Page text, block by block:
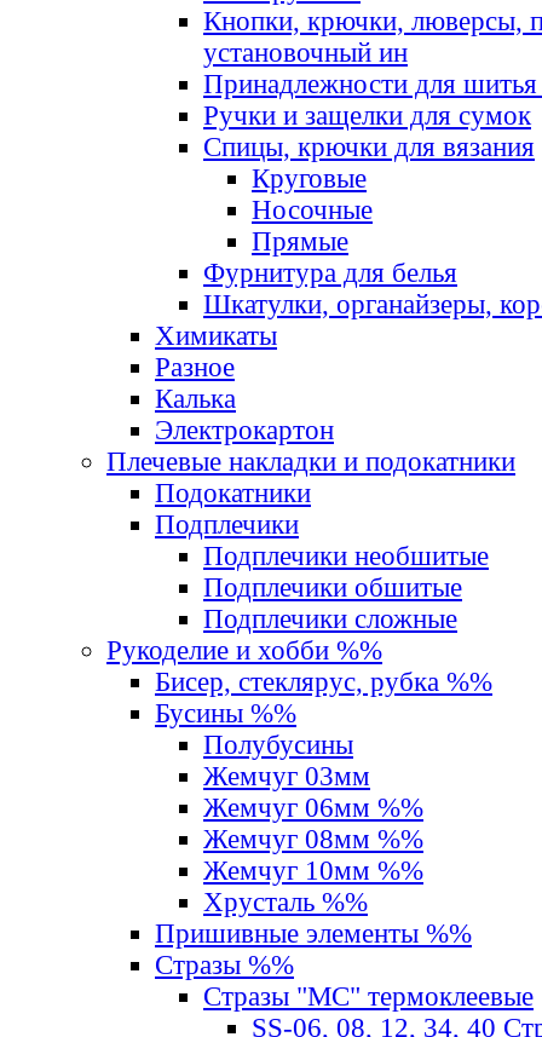
Кнопки, крючки, люверсы,
установочный ин
Принадлежности для шитья
Ручки и защелки для сумок
Спицы, крючки для вязания
Круговые
Носочные
Прямые
Фурнитура для белья
Шкатулки, органайзеры,
Химикаты
Разное
Калька
Электрокартон
Плечевые накладки и подокатники
Подокатники
Подплечики
Подплечики необшитые
Подплечики обшитые
Подплечики сложные
Рукоделие и хобби %%
Бисер, стеклярус, рубка %%
Бусины %%
Полубусины
Жемчуг 03мм
Жемчуг 06мм %%
Жемчуг 08мм %%
Жемчуг 10мм %%
Хрусталь %%
Пришивные элементы %%
Стразы %%
Стразы "MС" термоклеевые
SS-06, 08, 12, 34, 40